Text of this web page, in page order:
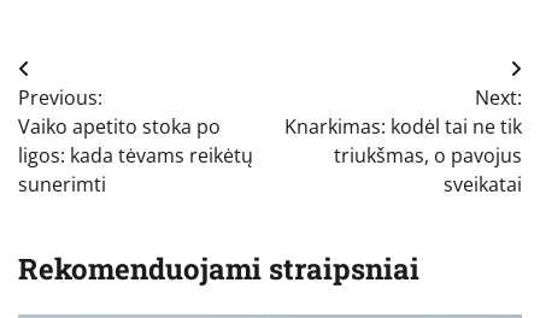
Navigacija
tarp
įrašų
Previous:
Vaiko apetito stoka po
ligos: kada tėvams reikėtų
sunerimti
Next:
Knarkimas: kodėl tai ne tik
triukšmas, o pavojus
sveikatai
Rekomenduojami straipsniai